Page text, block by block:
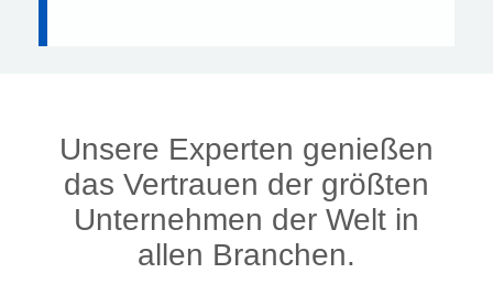
Unsere Experten genießen
das Vertrauen der größten
Unternehmen der Welt in
allen Branchen.